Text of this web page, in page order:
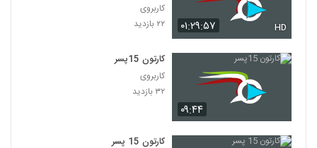
۰۱:۲۹:۵۷ HD
کاربروی
۲۲ بازدید
۰۹:۴۴
کارتون 15پسر
کاربروی
۳۲ بازدید
کارتون 15 پسر